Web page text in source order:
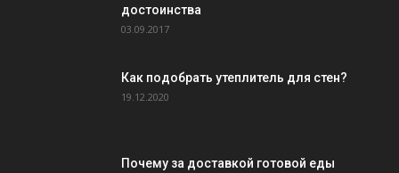
достоинства
03.09.2017
Как подобрать утеплитель для стен?
19.12.2020
Почему за доставкой готовой еды